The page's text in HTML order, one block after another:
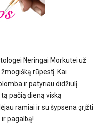
Neringai Morkutei už
rūpestį. Kai
ir patyriau didžiulį
pačią dieną viską
ramiai ir su šypsena grįžti
pagalbą!